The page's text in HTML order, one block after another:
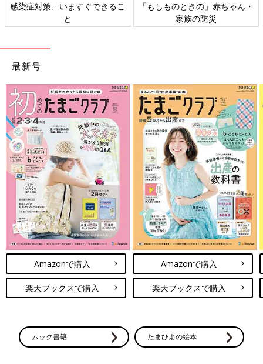
感染症対策、いますぐできるこ
と
「もしものときの」赤ちゃん・
家族の防災
最新号
Amazonで購入
楽天ブックスで購入
Amazonで購入
楽天ブックスで購入
ムック書籍 たまひよの絵本